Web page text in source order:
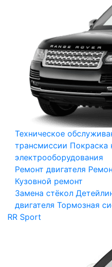
Техническое
трансмиссии Покраска
электрооборудования
Ремонт двигателя
Кузовной ремонт
Замена стёкол
двигателя Тормозная
RR Sport